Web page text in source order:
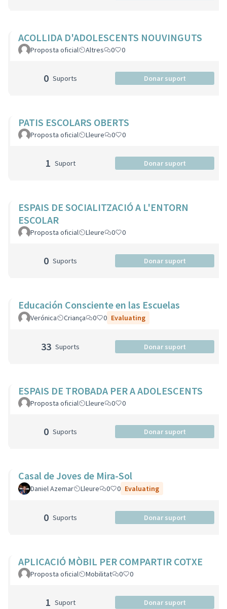
ACOLLIDA D'ADOLESCENTS NOUVINGUTS
Proposta oficial Altres 0 0
0 Suports Donar suport
PATIS ESCOLARS OBERTS
Proposta oficial Lleure 0 0
1 Suport Donar suport
ESPAIS DE SOCIALITZACIÓ A L'ENTORN
ESCOLAR
Proposta oficial Lleure 0 0
0 Suports Donar suport
Educación Consciente en las Escuelas
Verónica Criança 0 0 Evaluating
33 Suports Donar suport
ESPAIS DE TROBADA PER A ADOLESCENTS
Proposta oficial Lleure 0 0
0 Suports Donar suport
Casal de Joves de Mira-Sol
Daniel Azemar Lleure 0 0 Evaluating
0 Suports Donar suport
APLICACIÓ MÒBIL PER COMPARTIR COTXE
Proposta oficial Mobilitat 0 0
1 Suport Donar suport